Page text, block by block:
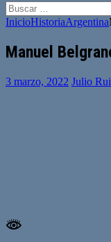
Buscar:
InicioHistoriaArgentina
Manuel
3 marzo, 2022 Julio